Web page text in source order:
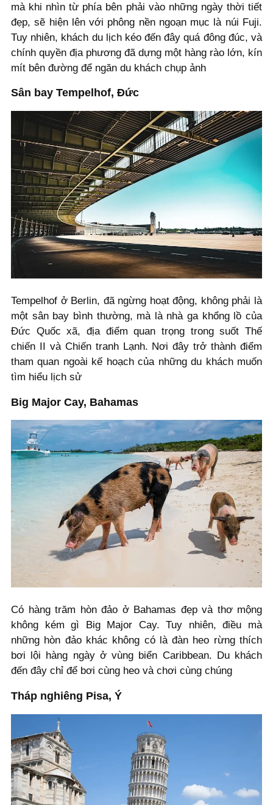
mà khi nhìn từ phía bên phải vào những ngày thời tiết
đẹp, sẽ hiện lên với phông nền ngoạn mục là núi Fuji.
Tuy nhiên, khách du lịch kéo đến đây quá đông đúc, và
chính quyền địa phương đã dựng một hàng rào lớn, kín
mít bên đường để ngăn du khách chụp ảnh
Sân bay Tempelhof, Đức
Tempelhof ở Berlin, đã ngừng hoạt động, không phải là
một sân bay bình thường, mà là nhà ga khổng lồ của
Đức Quốc xã, địa điểm quan trọng trong suốt Thế
chiến II và Chiến tranh Lạnh. Nơi đây trở thành điểm
tham quan ngoài kế hoạch của những du khách muốn
tìm hiểu lịch sử
Big Major Cay, Bahamas
Có hàng trăm hòn đảo ở Bahamas đẹp và thơ mộng
không kém gì Big Major Cay. Tuy nhiên, điều mà
những hòn đảo khác không có là đàn heo rừng thích
bơi lội hàng ngày ở vùng biển Caribbean. Du khách
đến đây chỉ để bơi cùng heo và chơi cùng chúng
Tháp nghiêng Pisa, Ý